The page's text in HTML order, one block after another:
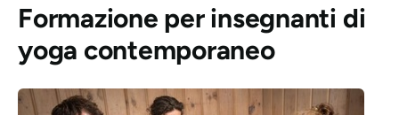
Formazione per insegnanti di
yoga contemporaneo